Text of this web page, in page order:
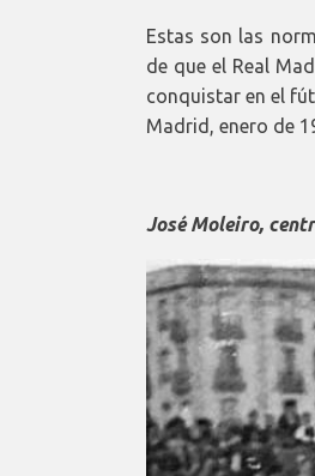
Estas son las
de que el Real
conquistar en el
Madrid, enero de
José Moleiro,